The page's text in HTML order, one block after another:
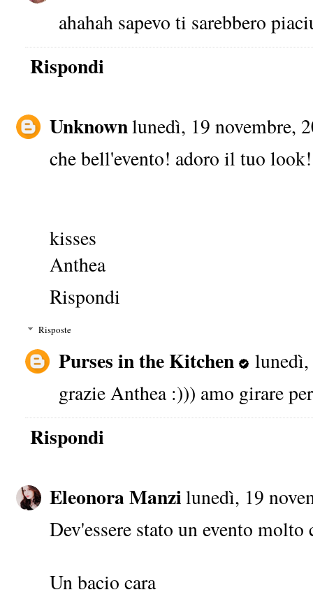
ahahah sapevo ti sarebbero
Rispondi
Unknownlunedì, 19 novembre,
che bell'evento! adoro il tuo look!
kisses
Anthea
Rispondi
Risposte
Purses in the Kitchen
lunedì,
grazie Anthea :))) amo girare
Rispondi
Eleonora Manzilunedì, 19
Dev'essere stato un evento
Un bacio cara